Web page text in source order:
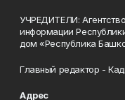
УЧРЕДИТЕЛИ:
информации
дом «Республика
Главный редактор -
Адрес